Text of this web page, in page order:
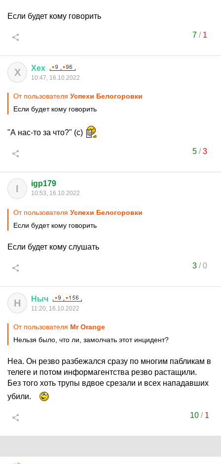
Если будет кому говорить
7/ 1
Х Хех
10:47, 16.10.2022
От пользователя Успехи Белогоровки
Если будет кому говорить
"А нас-то за что?" (с)
5/3
I igp179
10:53, 16.10.2022
От пользователя Успехи Белогоровки
Если будет кому говорить
Если будет кому слушать
3/0
Н Ныч
11:20, 16.10.2022
От пользователя Мr Orange
Нельзя было, что ли, замолчать этот инцидент?
Неа. Он резво разбежался сразу по многим пабликам в
телеге и потом информагентства резво растащили.
Без того хоть трупы вдвое срезали и всех нападавших
убили.
10 / 1